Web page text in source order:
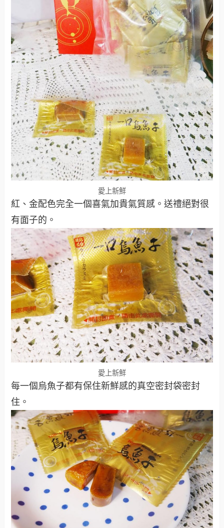
愛上新鮮
紅、金配色完全一個喜氣加貴氣質感。送禮絕對很
有面子的。
愛上新鮮
每一個烏魚子都有保住新鮮感的真空密封袋密封
住。